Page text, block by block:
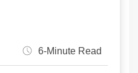
6-Minute Read